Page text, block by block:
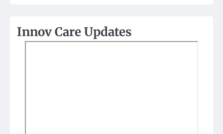
Innov Care Updates